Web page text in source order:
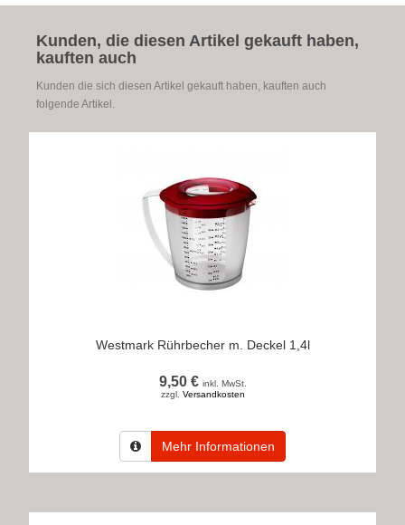
Kunden, die diesen Artikel gekauft haben,
kauften auch
Kunden die sich diesen Artikel gekauft haben, kauften auch
folgende Artikel.
Westmark Rührbecher m. Deckel 1,4l
9,50 € inkl. MwSt.
zzgl. Versandkosten
Mehr Informationen